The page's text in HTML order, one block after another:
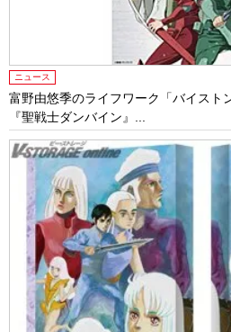
ニュース
富野由悠季のライフワーク「バイスト
『聖戦士ダンバイン』...